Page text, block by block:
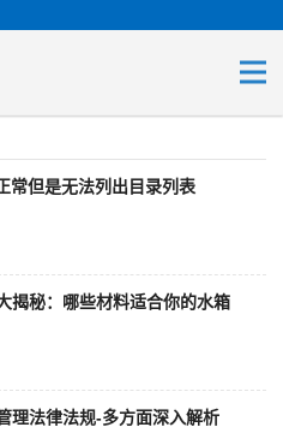
常但是无法列出目录列表
揭秘：哪些材料适合你的水箱
理法律法规-多方面深入解析